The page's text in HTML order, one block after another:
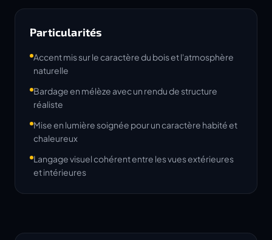
Particularités
Accent mis sur le caractère du bois et l'atmosphère
naturelle
Bardage en mélèze avec un rendu de structure
réaliste
Mise en lumière soignée pour un caractère habité et
chaleureux
Langage visuel cohérent entre les vues extérieures
et intérieures